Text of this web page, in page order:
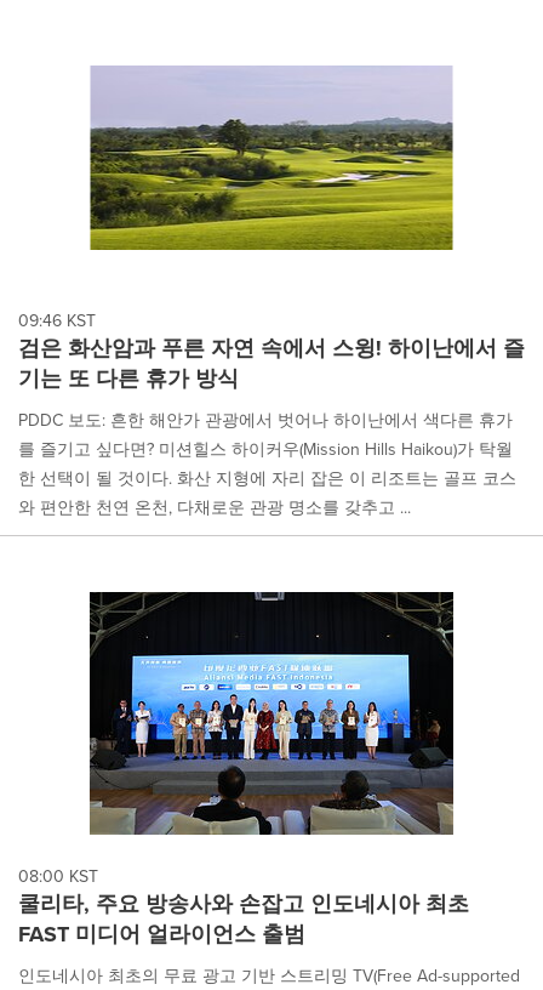
09:46 KST
검은 화산암과 푸른 자연 속에서 스윙! 하이난에서 즐
기는 또 다른 휴가 방식
PDDC 보도: 흔한 해안가 관광에서 벗어나 하이난에서 색다른 휴가
를 즐기고 싶다면? 미션힐스 하이커우(Mission Hills Haikou)가 탁월
한 선택이 될 것이다. 화산 지형에 자리 잡은 이 리조트는 골프 코스
와 편안한 천연 온천, 다채로운 관광 명소를 갖추고 ...
08:00 KST
쿨리타, 주요 방송사와 손잡고 인도네시아 최초
FAST 미디어 얼라이언스 출범
인도네시아 최초의 무료 광고 기반 스트리밍 TV(Free Ad-supported